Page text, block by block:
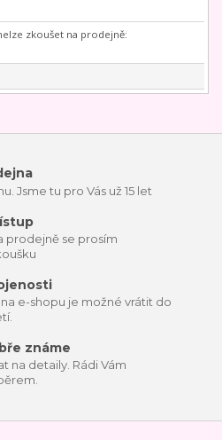
zkoušet na prodejně:
Jsme tu pro Vás už 15 let
prodejně se prosím
e-shopu je možné vrátit do
známe
na detaily. Rádi Vám